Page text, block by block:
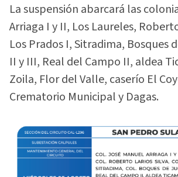
La suspensión abarcará las
Arriaga I y II, Los Laureles,
Los Prados I, Sitradima, Bosques
II y III, Real del Campo II, aldea
Zoila, Flor del Valle, caserío El
Crematorio Municipal y Dagas.